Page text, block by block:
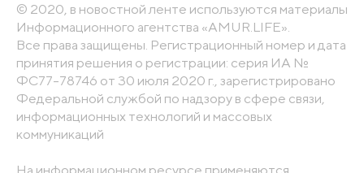
© 2020, в новостной ленте используются материалы
Информационного агентства «AMUR.LIFE».
Все права защищены. Регистрационный номер и дата
принятия решения о регистрации: серия ИА №
ФС77-78746 от 30 июля 2020 г., зарегистрировано
Федеральной службой по надзору в сфере связи,
информационных технологий и массовых
коммуникаций